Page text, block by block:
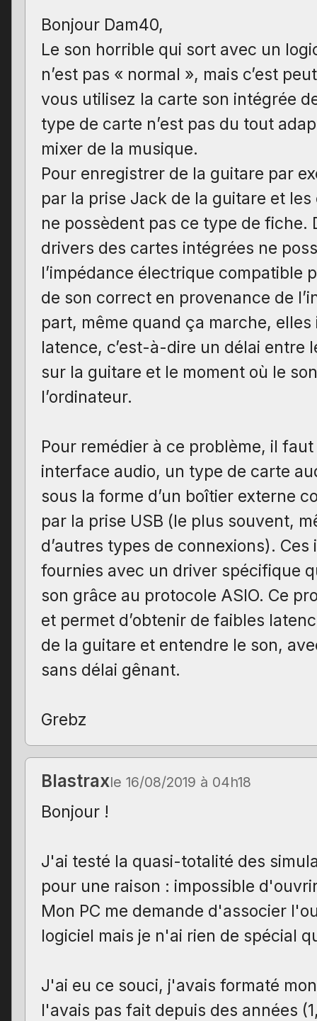
Bonjour Dam40,
Le son horrible qui sort avec un
n’est pas « normal », mais c’est
vous utilisez la carte son intégrée
type de carte n’est pas du tout
mixer de la musique.
Pour enregistrer de la guitare par
par la prise Jack de la guitare et
ne possèdent pas ce type de fiche.
drivers des cartes intégrées ne
l’impédance électrique compatible
de son correct en provenance de
part, même quand ça marche,
latence, c’est-à-dire un délai entre
sur la guitare et le moment où le
l’ordinateur.
Pour remédier à ce problème, il
interface audio, un type de carte
sous la forme d’un boîtier externe
par la prise USB (le plus souvent,
d’autres types de connexions).
fournies avec un driver spécifique
son grâce au protocole ASIO. Ce
et permet d’obtenir de faibles
de la guitare et entendre le son,
sans délai gênant.
Grebz
Blastraxle 16/08/2019 à 04h18
Bonjour !
J'ai testé la quasi-totalité des
pour une raison : impossible
Mon PC me demande d'associer
logiciel mais je n'ai rien de spécial
J'ai eu ce souci, j'avais formaté
l'avais pas fait depuis des années